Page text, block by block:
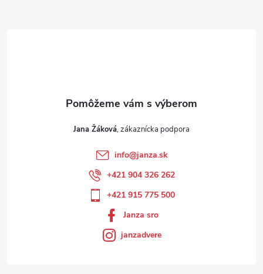
Jana Žáková
info@janza.sk
+421 904 326 262
+421 915 775 500
Janza sro
janzadvere